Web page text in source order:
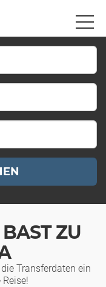
ZU
Transferdaten ein